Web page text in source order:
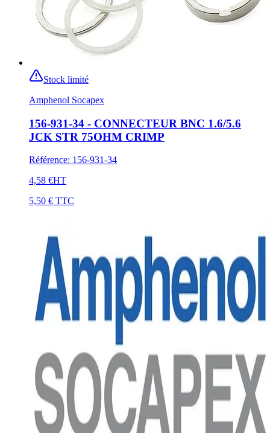
Stock limité
Amphenol Socapex
156-931-34 - CONNECTEUR BNC 1.6/5.6
JCK STR 75OHM CRIMP
Référence: 156-931-34
4,58 €HT
5,50 € TTC